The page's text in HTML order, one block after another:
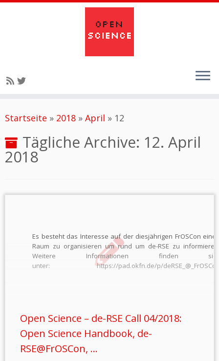
Inhalt
Startseite » 2018 » April » 12
Tägliche Archive: 12. April
2018
Es besteht das Interesse auf der diesjährigen FrOSCon
Raum zu organisieren um rund um de-RSE zu
Weitere Informationen finden
unter: https://pad.okfn.de/p/
Weitere Informationen zum Einsatz
Blockchaintechnologien in der Wissenschaft findet […]
Open Science – de-RSE Call 04/2018:
Open Science Handbook, de-
RSE@FrOSCon, ...